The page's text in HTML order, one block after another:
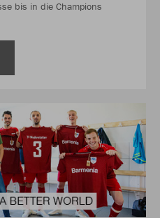
bis in die Champions